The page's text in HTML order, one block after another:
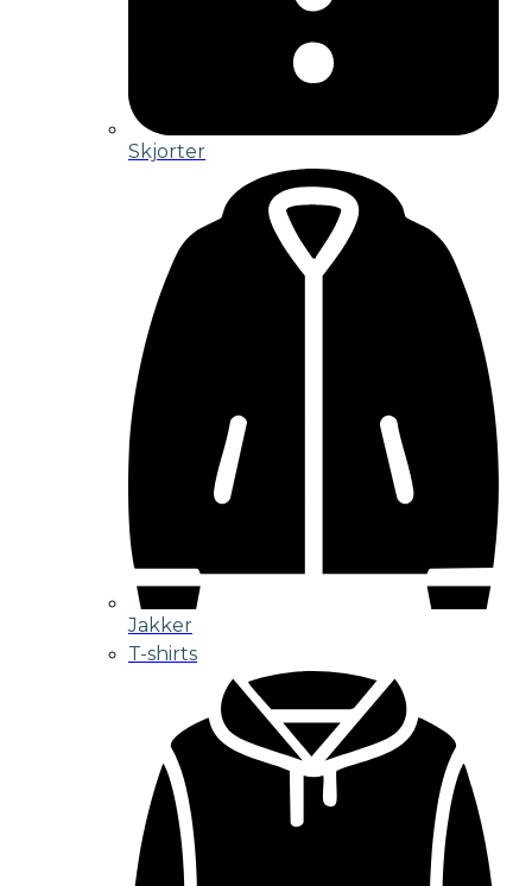
Skjorter
Jakker
T-shirts